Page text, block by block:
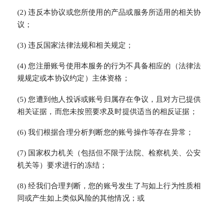
(2) 违反本协议或您所使用的产品或服务所适用的相关协
议；
(3) 违反国家法律法规和相关规定；
(4) 您注册账号使用本服务的行为不具备相应的（法律法
规规定或本协议约定）主体资格；
(5) 您遭到他人投诉或账号归属存在争议，且对方已提供
相关证据，而您未按照要求及时提供适当的相反证据；
(6) 我们根据合理分析判断您的账号操作等存在异常；
(7) 国家权力机关（包括但不限于法院、检察机关、公安
机关等）要求进行的冻结；
(8) 经我们合理判断，您的账号发生了与如上行为性质相
同或产生如上类似风险的其他情况；或